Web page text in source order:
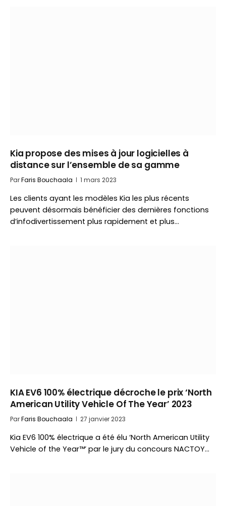
Kia propose des mises à jour logicielles à
distance sur l’ensemble de sa gamme
ParFaris Bouchaala 1 mars 2023
Les clients ayant les modèles Kia les plus récents
peuvent désormais bénéficier des dernières fonctions
d’infodivertissement plus rapidement et plus…
KIA EV6 100% électrique décroche le prix ‘North
American Utility Vehicle Of The Year’ 2023
ParFaris Bouchaala 27 janvier 2023
Kia EV6 100% électrique a été élu ‘North American Utility
Vehicle of the Year™’ par le jury du concours NACTOY…